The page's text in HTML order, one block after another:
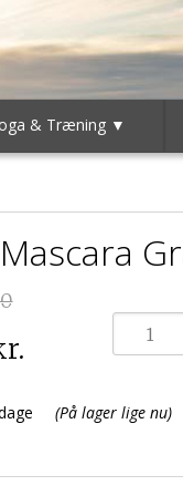
& Træning ▼
(På lager lige nu)